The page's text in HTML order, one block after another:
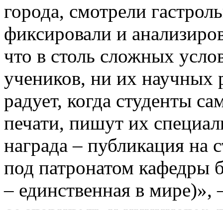
города, смотрели
фиксировали и
что в столь сложных
учеников, ни их научных
радует, когда студенты
печати, пишут их
награда – публикация на
под патронатом кафедры
– единственная в